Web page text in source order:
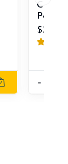
Polar
-